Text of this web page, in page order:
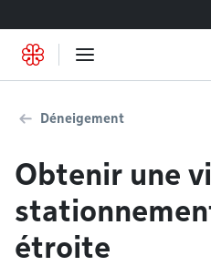
Déneigement
Obtenir une
étroite